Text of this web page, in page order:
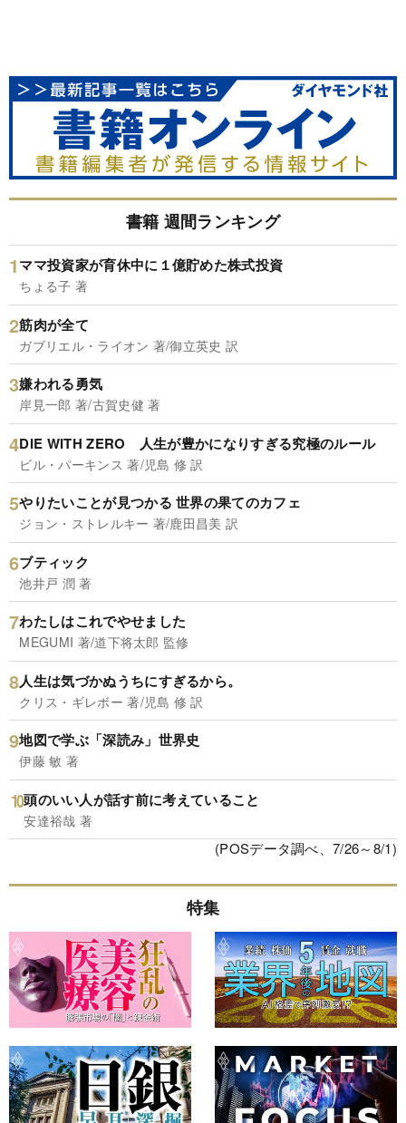
書籍 週間ランキング
ママ投資家が育休中に１億貯めた株式投資
ちょる子 著
筋肉が全て
ガブリエル・ライオン 著/御立英史 訳
嫌われる勇気
岸見一郎 著/古賀史健 著
DIE WITH ZERO 人生が豊かになりすぎる究極のルール
ビル・パーキンス 著/児島 修 訳
やりたいことが見つかる 世界の果てのカフェ
ジョン・ストレルキー 著/鹿田昌美 訳
ブティック
池井戸 潤 著
わたしはこれでやせました
MEGUMI 著/道下将太郎 監修
人生は気づかぬうちにすぎるから。
クリス・ギレボー 著/児島 修 訳
地図で学ぶ「深読み」世界史
伊藤 敏 著
頭のいい人が話す前に考えていること
安達裕哉 著
(POSデータ調べ、7/26～8/1)
特集